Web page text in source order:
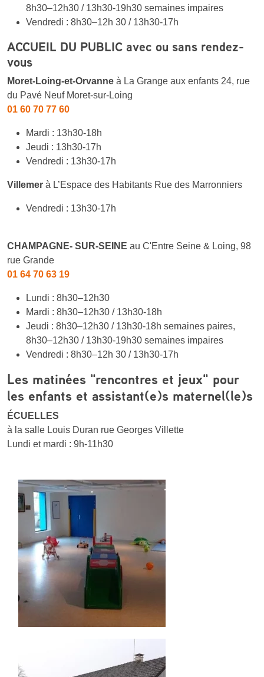
8h30–12h30 / 13h30-19h30 semaines impaires
Vendredi : 8h30–12h 30 / 13h30-17h
ACCUEIL DU PUBLIC avec ou sans rendez-
vous
Moret-Loing-et-Orvanne à La Grange aux enfants 24, rue
du Pavé Neuf Moret-sur-Loing
01 60 70 77 60
Mardi : 13h30-18h
Jeudi : 13h30-17h
Vendredi : 13h30-17h
Villemer à L’Espace des Habitants Rue des Marronniers
Vendredi : 13h30-17h
CHAMPAGNE- SUR-SEINE au C'Entre Seine & Loing, 98
rue Grande
01 64 70 63 19
Lundi : 8h30–12h30
Mardi : 8h30–12h30 / 13h30-18h
Jeudi : 8h30–12h30 / 13h30-18h semaines paires,
8h30–12h30 / 13h30-19h30 semaines impaires
Vendredi : 8h30–12h 30 / 13h30-17h
Les matinées "rencontres et jeux" pour
les enfants et assistant(e)s maternel(le)s
ÉCUELLES
à la salle Louis Duran rue Georges Villette
Lundi et mardi : 9h-11h30